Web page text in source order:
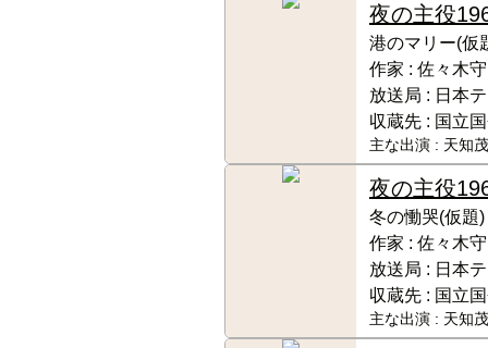
夜の主役
港のマリー(仮
作家 : 佐々木守
放送局 : 日本
収蔵先 : 国立
主な出演 : 天知
夜の主役
冬の慟哭(仮題)
作家 : 佐々木守
放送局 : 日本
収蔵先 : 国立
主な出演 : 天知